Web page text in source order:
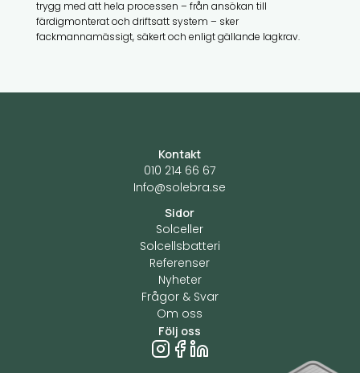
trygg med att hela processen – från ansökan till
färdigmonterat och driftsatt system – sker
fackmannamässigt, säkert och enligt gällande lagkrav.
Kontakt
010 214 66 67
Info@solebra.se
Sidor
Solceller
Solcellsbatteri
Referenser
Nyheter
Frågor & Svar
Om oss
Följ oss